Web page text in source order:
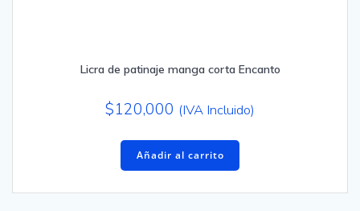
Licra de patinaje manga corta Encanto
$120,000 (IVA Incluido)
Añadir al carrito